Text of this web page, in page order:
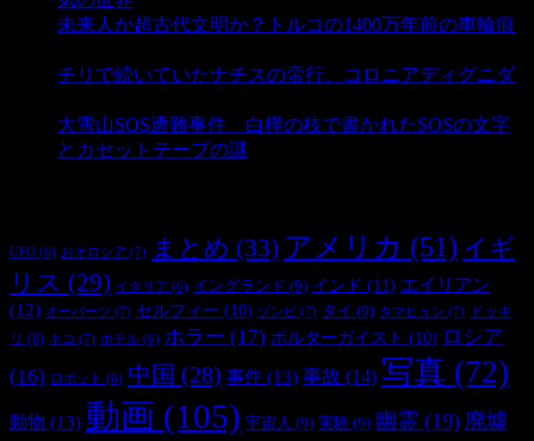
未来人か超古代文明か？トルコの1400万年前の車輪痕
チリで続いていたナチスの蛮行、コロニアディグニダ
大雪山SOS遭難事件 白樺の枝で書かれたSOSの文字
とカセットテープの謎
UFO (6) おそロシア (7) まとめ (33) アメリカ (51) イギ
リス (29) イタリア (6) イングランド (9) インド (11) エイリアン
(12) オーパーツ (7) セルフィー (10) ゾンビ (7) タイ (9) タマヒュン (7)
ドッキ
リ (8) ネコ (7) ホテル (6) ホラー (17) ポルターガイスト (10) ロシア
(16)
ロボット (6) 中国 (28) 事件 (13) 事故 (14) 写真 (72)
動物 (13) 動画 (105) 宇宙人 (9) 実験 (9) 幽霊 (19) 廃墟